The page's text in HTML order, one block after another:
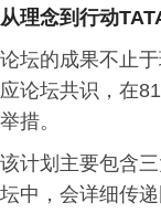
从理念到行动
论坛的成果不止
应论坛共识，在
举措。
该计划主要包含
坛中，会详细传